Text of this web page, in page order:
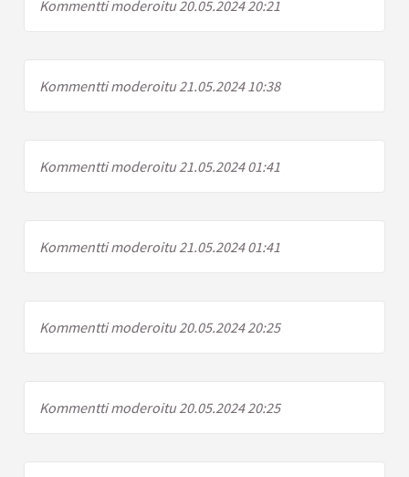
Kommentti moderoitu 20.05.2024 20:21
Kommentti moderoitu 21.05.2024 10:38
Kommentti moderoitu 21.05.2024 01:41
Kommentti moderoitu 21.05.2024 01:41
Kommentti moderoitu 20.05.2024 20:25
Kommentti moderoitu 20.05.2024 20:25